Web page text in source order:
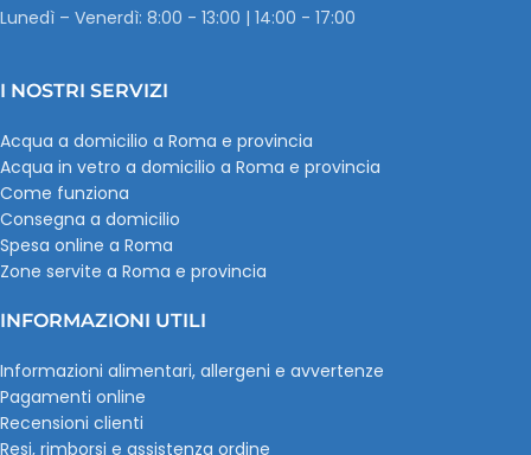
Lunedì – Venerdì: 8:00 - 13:00 | 14:00 - 17:00
I NOSTRI SERVIZI
Acqua a domicilio a Roma e provincia
Acqua in vetro a domicilio a Roma e provincia
Come funziona
Consegna a domicilio
Spesa online a Roma
Zone servite a Roma e provincia
INFORMAZIONI UTILI
Informazioni alimentari, allergeni e avvertenze
Pagamenti online
Recensioni clienti
Resi, rimborsi e assistenza ordine